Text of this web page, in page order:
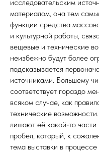
исследовательским
материалом, она тем
функции средства
и культурной работы,
вещевые и технические
неизбежно будут более
подсказывается
источниками. Большему
соответствует гораздо
всяком случае, как
технические
лишают её какой‑то
пробел, который, к
тема выставки в